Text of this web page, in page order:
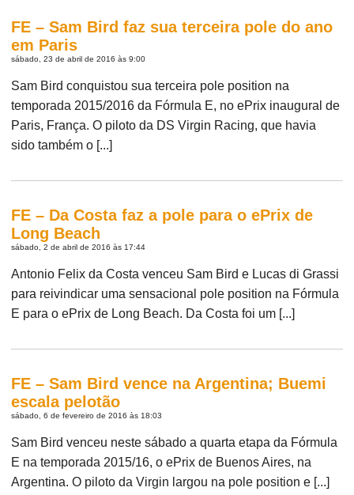
FE – Sam Bird faz sua terceira pole do ano
em Paris
sábado, 23 de abril de 2016 às 9:00
Sam Bird conquistou sua terceira pole position na
temporada 2015/2016 da Fórmula E, no ePrix inaugural de
Paris, França. O piloto da DS Virgin Racing, que havia
sido também o [...]
FE – Da Costa faz a pole para o ePrix de
Long Beach
sábado, 2 de abril de 2016 às 17:44
Antonio Felix da Costa venceu Sam Bird e Lucas di Grassi
para reivindicar uma sensacional pole position na Fórmula
E para o ePrix de Long Beach. Da Costa foi um [...]
FE – Sam Bird vence na Argentina; Buemi
escala pelotão
sábado, 6 de fevereiro de 2016 às 18:03
Sam Bird venceu neste sábado a quarta etapa da Fórmula
E na temporada 2015/16, o ePrix de Buenos Aires, na
Argentina. O piloto da Virgin largou na pole position e [...]